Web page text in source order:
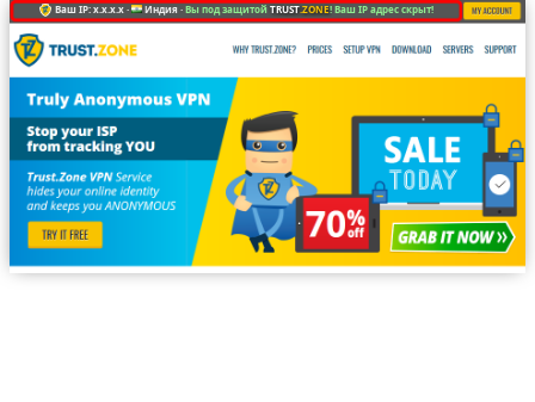
Ваш IP: x.x.x.x · Индия ·Вы под защитойTRUST.ZONE! Ваш IP адрес скрыт!